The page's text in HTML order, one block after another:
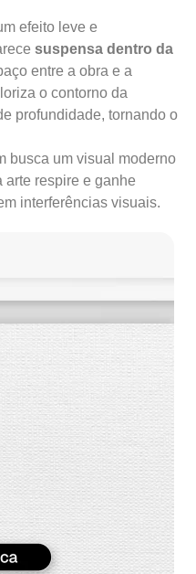
efeito leve e
suspensa dentro da
entre a obra e a
o contorno da
profundidade, tornando o
busca um visual moderno
arte respire e ganhe
interferências visuais.